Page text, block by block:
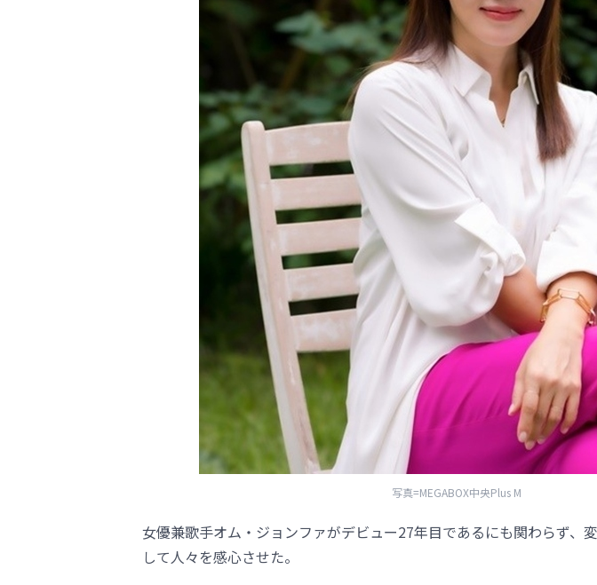
写真=MEGABOX中央Plus M
女優兼歌手オム・ジョンファがデビュー27年目であるにも関わらず、
して人々を感心させた。